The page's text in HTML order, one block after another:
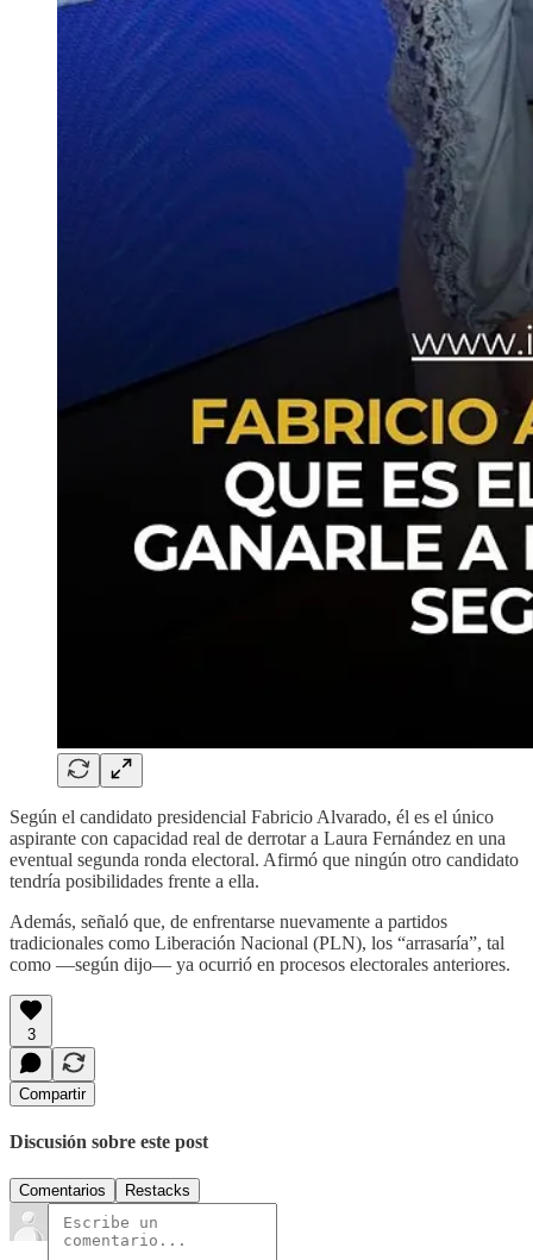
Según el candidato presidencial Fabricio Alvarado, él es el único
aspirante con capacidad real de derrotar a Laura Fernández en una
eventual segunda ronda electoral. Afirmó que ningún otro candidato
tendría posibilidades frente a ella.
Además, señaló que, de enfrentarse nuevamente a partidos
tradicionales como Liberación Nacional (PLN), los “arrasaría”, tal
como —según dijo— ya ocurrió en procesos electorales anteriores.
3
Compartir
Discusión sobre este post
Comentarios Restacks